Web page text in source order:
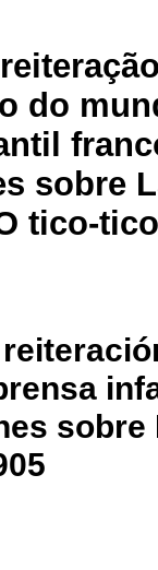
do
sobre
tico-
sobre